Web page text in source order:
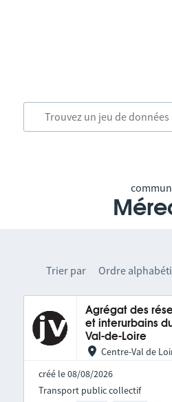
Trier par Ordre
Agrégat des
et interurbains
Val-de-Loire
Centre-Val de
créé le 08/08/2026
Transport public collectif